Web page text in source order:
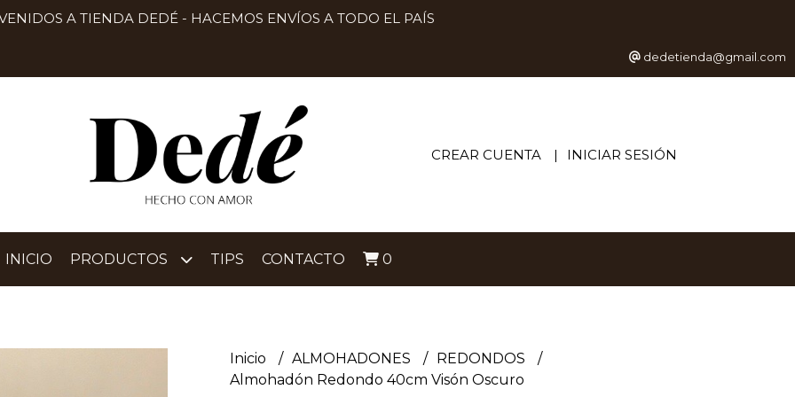
A TIENDA DEDÉ - HACEMOS ENVÍOS A TODO EL PAÍS
dedetienda@gmail.com
CREAR CUENTA INICIAR SESIÓN
INICIO PRODUCTOS TIPS CONTACTO 0
Inicio ALMOHADONES
REDONDOS
Almohadón Redondo 40cm Visón Oscuro